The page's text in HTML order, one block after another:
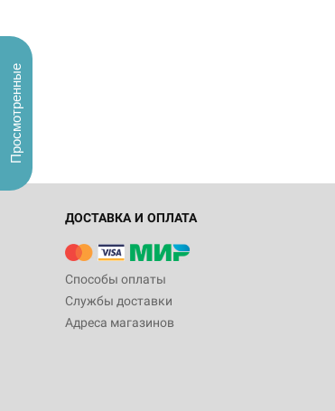
ДОСТАВКА И ОПЛАТА
Способы оплаты
Службы доставки
Адреса магазинов
Просмотренные